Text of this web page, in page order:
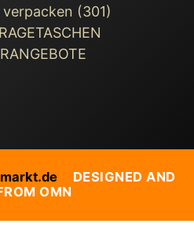
(301)
DESIGNED AND
OMN